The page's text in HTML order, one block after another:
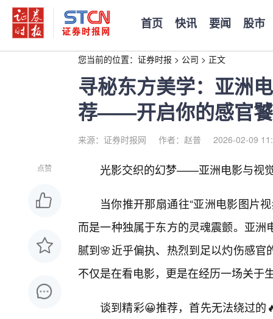
首页 快讯 要闻 股市
您当前的位置： 证券时报 > 公司 > 正文
寻秘东方美学：亚洲
荐——开启你的感官
来源：证券时报网 作者：赵普 2026-02-09
点赞 光影交织的幻梦——亚洲电影与视
当你推开那扇通往“亚洲电影图片
而是一种独属于东方的灵魂震颤。亚
腻到🌸近乎偏执、热烈到足以灼伤感
不仅是在看电影，更是在经历一场关于
谈到精彩😀推荐，首先无法绕过的